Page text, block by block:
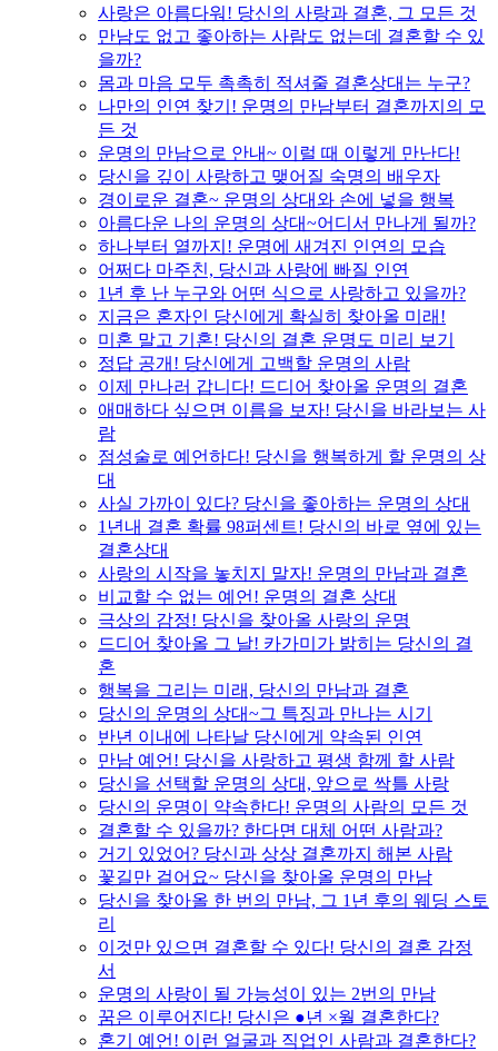
사랑은 아름다워! 당신의 사랑과 결혼, 그 모든 것
만남도 없고 좋아하는 사람도 없는데 결혼할 수 있
을까?
몸과 마음 모두 촉촉히 적셔줄 결혼상대는 누구?
나만의 인연 찾기! 운명의 만남부터 결혼까지의 모
든 것
운명의 만남으로 안내~ 이럴 때 이렇게 만난다!
당신을 깊이 사랑하고 맺어질 숙명의 배우자
경이로운 결혼~ 운명의 상대와 손에 넣을 행복
아름다운 나의 운명의 상대~어디서 만나게 될까?
하나부터 열까지! 운명에 새겨진 인연의 모습
어쩌다 마주친, 당신과 사랑에 빠질 인연
1년 후 난 누구와 어떤 식으로 사랑하고 있을까?
지금은 혼자인 당신에게 확실히 찾아올 미래!
미혼 말고 기혼! 당신의 결혼 운명도 미리 보기
정답 공개! 당신에게 고백할 운명의 사람
이제 만나러 갑니다! 드디어 찾아올 운명의 결혼
애매하다 싶으면 이름을 보자! 당신을 바라보는 사
람
점성술로 예언하다! 당신을 행복하게 할 운명의 상
대
사실 가까이 있다? 당신을 좋아하는 운명의 상대
1년내 결혼 확률 98퍼센트! 당신의 바로 옆에 있는
결혼상대
사랑의 시작을 놓치지 말자! 운명의 만남과 결혼
비교할 수 없는 예언! 운명의 결혼 상대
극상의 감정! 당신을 찾아올 사랑의 운명
드디어 찾아올 그 날! 카가미가 밝히는 당신의 결
혼
행복을 그리는 미래, 당신의 만남과 결혼
당신의 운명의 상대~그 특징과 만나는 시기
반년 이내에 나타날 당신에게 약속된 인연
만남 예언! 당신을 사랑하고 평생 함께 할 사람
당신을 선택할 운명의 상대, 앞으로 싹틀 사랑
당신의 운명이 약속한다! 운명의 사람의 모든 것
결혼할 수 있을까? 한다면 대체 어떤 사람과?
거기 있었어? 당신과 상상 결혼까지 해본 사람
꽃길만 걸어요~ 당신을 찾아올 운명의 만남
당신을 찾아올 한 번의 만남, 그 1년 후의 웨딩 스토
리
이것만 있으면 결혼할 수 있다! 당신의 결혼 감정
서
운명의 사랑이 될 가능성이 있는 2번의 만남
꿈은 이루어진다! 당신은 ●년 ×월 결혼한다?
혼기 예언! 이런 얼굴과 직업인 사람과 결혼한다?